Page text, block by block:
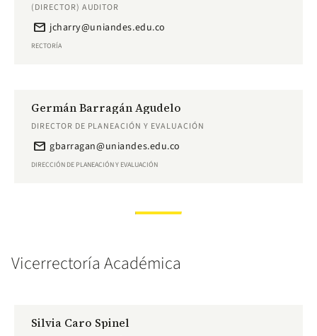
(DIRECTOR) AUDITOR
email jcharry@uniandes.edu.co
RECTORÍA
Germán Barragán Agudelo
DIRECTOR DE PLANEACIÓN Y EVALUACIÓN
email gbarragan@uniandes.edu.co
DIRECCIÓN DE PLANEACIÓN Y EVALUACIÓN
Vicerrectoría Académica
Silvia Caro Spinel